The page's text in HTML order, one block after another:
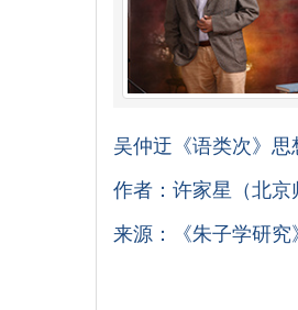
吴仲迂《语类次》思
作者：许家星（北京
来源：《朱子学研究